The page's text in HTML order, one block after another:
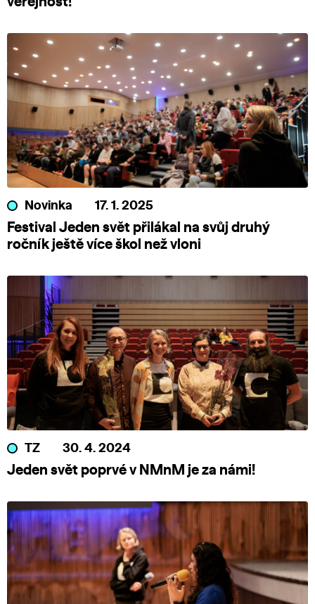
Novinka 17. 1. 2025
Festival Jeden svět přilákal na svůj druhý
ročník ještě více škol než vloni
TZ 30. 4. 2024
Jeden svět poprvé v NMnM je za námi!